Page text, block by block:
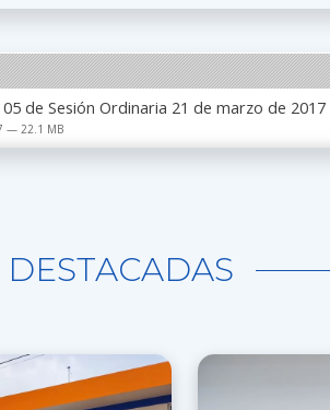
de Sesión Ordinaria 21 de marzo de 2017
— 22.1 MB
DESTACADAS